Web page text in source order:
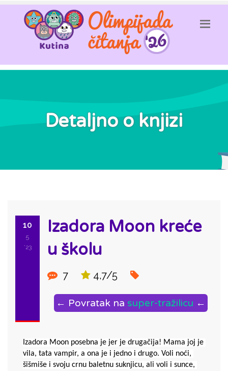
Detaljno o knjizi
10
5
'23
Izadora Moon kreće
u školu
7 4,7/5
← Povratak na super-tražilicu ←
Izadora Moon posebna je jer je drugačija! Mama joj je
vila, tata vampir, a ona je i jedno i drugo. Voli noći,
šišmiše i svoju crnu baletnu suknjicu, ali voli i sunce,